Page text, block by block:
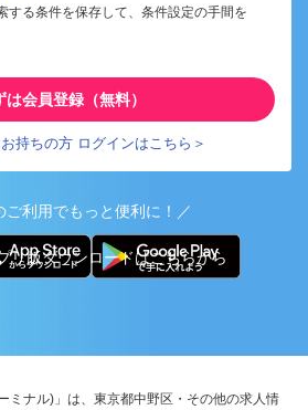
する条件を保存して、条件設定の手間を
は会員登録（無料）
持ちの方 ログインはこちら＞
ご利用でもっと便利に！／
リ版ダウンロードはこちらから
ミナル)」は、東京都中野区・その他の求人情